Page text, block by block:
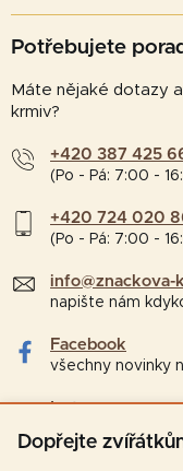
Dopřejte
Potřebujete
Máte nějaké dotazy
krmiv?
+420 387 425
(Po - Pá: 7:00 -
+420 724 020
(Po - Pá: 7:00 -
info@znackova-
napište nám
Facebook
všechny novinky
Instagram
tipy a zajímavosti